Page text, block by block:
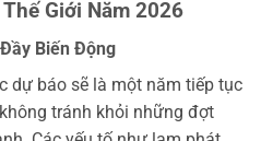
Giới Năm 2026
Biến Động
dự báo sẽ là một năm tiếp tục
tránh khỏi những đợt